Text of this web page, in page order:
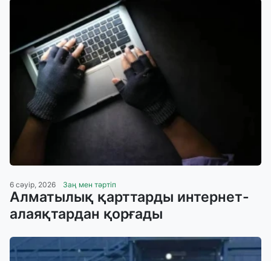
6 сәуір, 2026 Заң мен тәртіп
Алматылық қарттарды интернет-
алаяқтардан қорғады